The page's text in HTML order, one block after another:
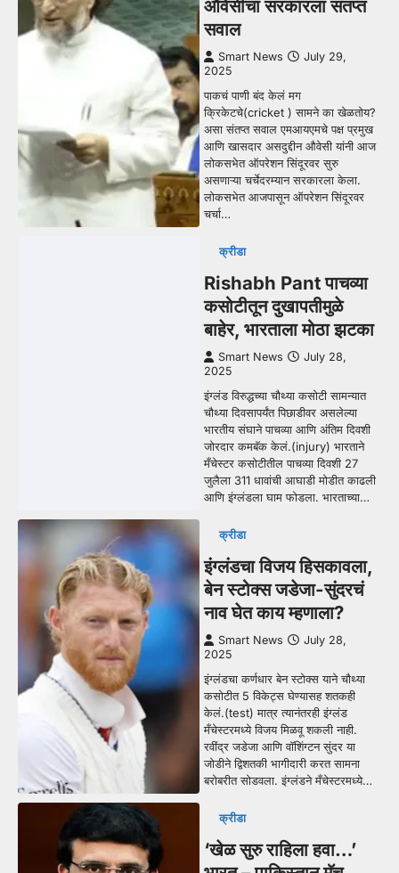
औवेसींचा सरकारला संतप्त
सवाल
Smart News
July 29,
2025
पाकचं पाणी बंद केलं मग
क्रिकेटचे(cricket ) सामने का खेळतोय?
असा संतप्त सवाल एमआयएमचे पक्ष प्रमुख
आणि खासदार असदुद्दीन औवेसी यांनी आज
लोकसभेत ऑपरेशन सिंदूरवर सुरु
असणाऱ्या चर्चेदरम्यान सरकारला केला.
लोकसभेत आजपासून ऑपरेशन सिंदूरवर
चर्चा…
क्रीडा
Rishabh Pant पाचव्या
कसोटीतून दुखापतीमुळे
बाहेर, भारताला मोठा झटका
Smart News
July 28,
2025
इंग्लंड विरुद्धच्या चौथ्या कसोटी सामन्यात
चौथ्या दिवसापर्यंत पिछाडीवर असलेल्या
भारतीय संघाने पाचव्या आणि अंतिम दिवशी
जोरदार कमबॅक केलं.(injury) भारताने
मँचेस्टर कसोटीतील पाचव्या दिवशी 27
जुलैला 311 धावांची आघाडी मोडीत काढली
आणि इंग्लंडला घाम फोडला. भारताच्या…
क्रीडा
इंग्लंडचा विजय हिसकावला,
बेन स्टोक्स जडेजा-सुंदरचं
नाव घेत काय म्हणाला?
Smart News
July 28,
2025
इंग्लंडचा कर्णधार बेन स्टोक्स याने चौथ्या
कसोटीत 5 विकेट्स घेण्यासह शतकही
केलं.(test) मात्र त्यानंतरही इंग्लंड
मँचेस्टरमध्ये विजय मिळवू शकली नाही.
रवींद्र जडेजा आणि वॉशिंग्टन सुंदर या
जोडीने द्विशतकी भागीदारी करत सामना
बरोबरीत सोडवला. इंग्लंडने मँचेस्टरमध्ये…
क्रीडा
‘खेळ सुरु राहिला हवा…’